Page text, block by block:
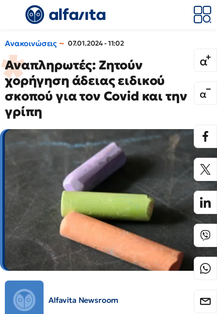
Ανακοινώσεις 07.01.2024 - 11:02
Αναπληρωτές: Ζητούν
χορήγηση άδειας ειδικού
σκοπού για τον Covid και την
γρίπη
Alfavita Newsroom